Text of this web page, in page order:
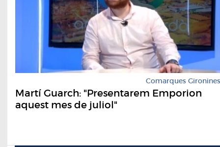
Comarques Gironines
Martí Guarch: "Presentarem Emporion
aquest mes de juliol"